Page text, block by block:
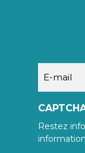
mail
Restez